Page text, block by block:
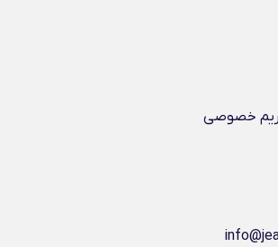
خصوصی